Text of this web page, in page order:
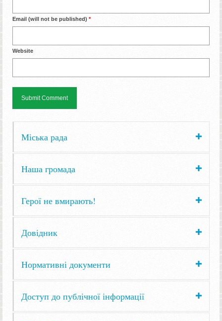
Email (will not be published) *
Website
Міська рада
Наша громада
Герої не вмирають!
Довідник
Нормативні документи
Доступ до публічної інформації